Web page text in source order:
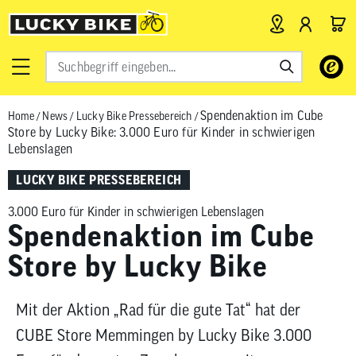
Verwende
Pfeile
nach
oben
Ergebnis
um
Home/ News/ Lucky Bike Pressebereich /Spendenaktion im Cube
Store by Lucky Bike: 3.000 Euro für Kinder in schwierigen
Lebenslagen
LUCKY BIKE PRESSEBEREICH
3.000 Euro für Kinder in schwierigen Lebenslagen
Spendenaktion im Cube
Store by Lucky Bike
Mit der Aktion „Rad für die gute Tat“ hat der
CUBE Store Memmingen by Lucky Bike 3.000